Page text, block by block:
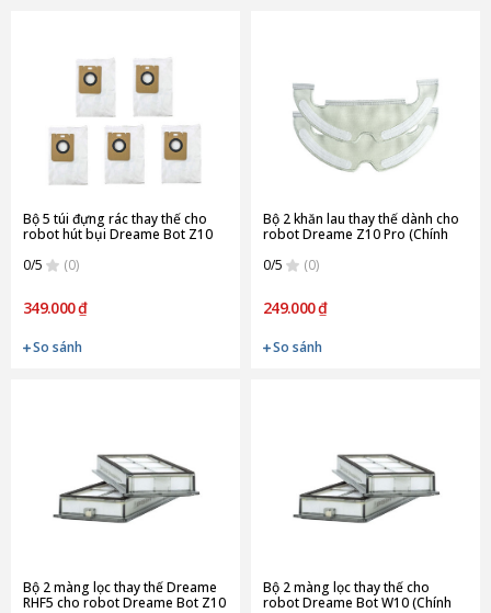
Bộ 5 túi đựng rác thay thế cho
robot hút bụi Dreame Bot Z10
0/5
(0)
349.000 ₫
So sánh
Bộ 2 khăn lau thay thế dành cho
robot Dreame Z10 Pro (Chính
0/5
(0)
249.000 ₫
So sánh
Bộ 2 màng lọc thay thế Dreame
RHF5 cho robot Dreame Bot Z10
Bộ 2 màng lọc thay thế cho
robot Dreame Bot W10 (Chính